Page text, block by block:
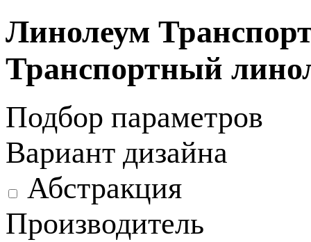
Линолеум
Транспортный
Подбор параметров
Вариант дизайна
Абстракция
Производитель